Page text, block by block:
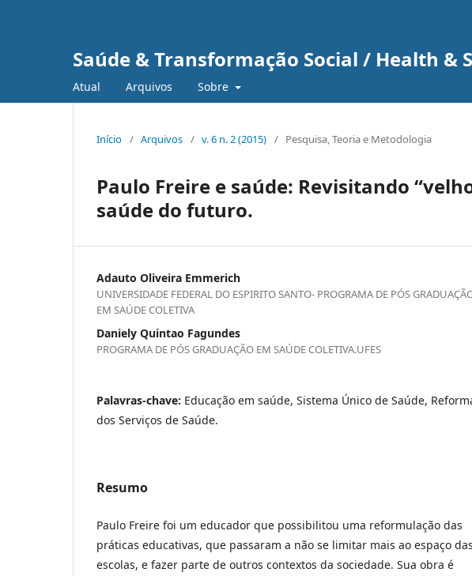
Saúde & Transformação Social / Health &
Atual Arquivos Sobre
Início / Arquivos / v. 6 n. 2 (2015) / Pesquisa, Teoria e Metodologia
Paulo Freire e saúde: Revisitando
saúde do futuro.
Adauto Oliveira Emmerich
UNIVERSIDADE FEDERAL DO ESPIRITO SANTO- PROGRAMA DE PÓS
EM SAÚDE COLETIVA
Daniely Quintao Fagundes
PROGRAMA DE PÓS GRADUAÇÃO EM SAÚDE COLETIVA.UFES
Palavras-chave: Educação em saúde, Sistema Único de Saúde,
dos Serviços de Saúde.
Resumo
Paulo Freire foi um educador que possibilitou uma reformulação das
práticas educativas, que passaram a não se limitar mais ao espaço das
escolas, e fazer parte de outros contextos da sociedade. Sua obra é